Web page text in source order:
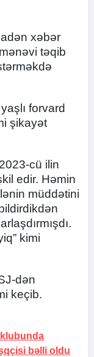
xəbər
təqib
forvard
şikayət
cü ilin
edir. Həmin
müddətini
kimi
dən
keçib.
bəlli oldu